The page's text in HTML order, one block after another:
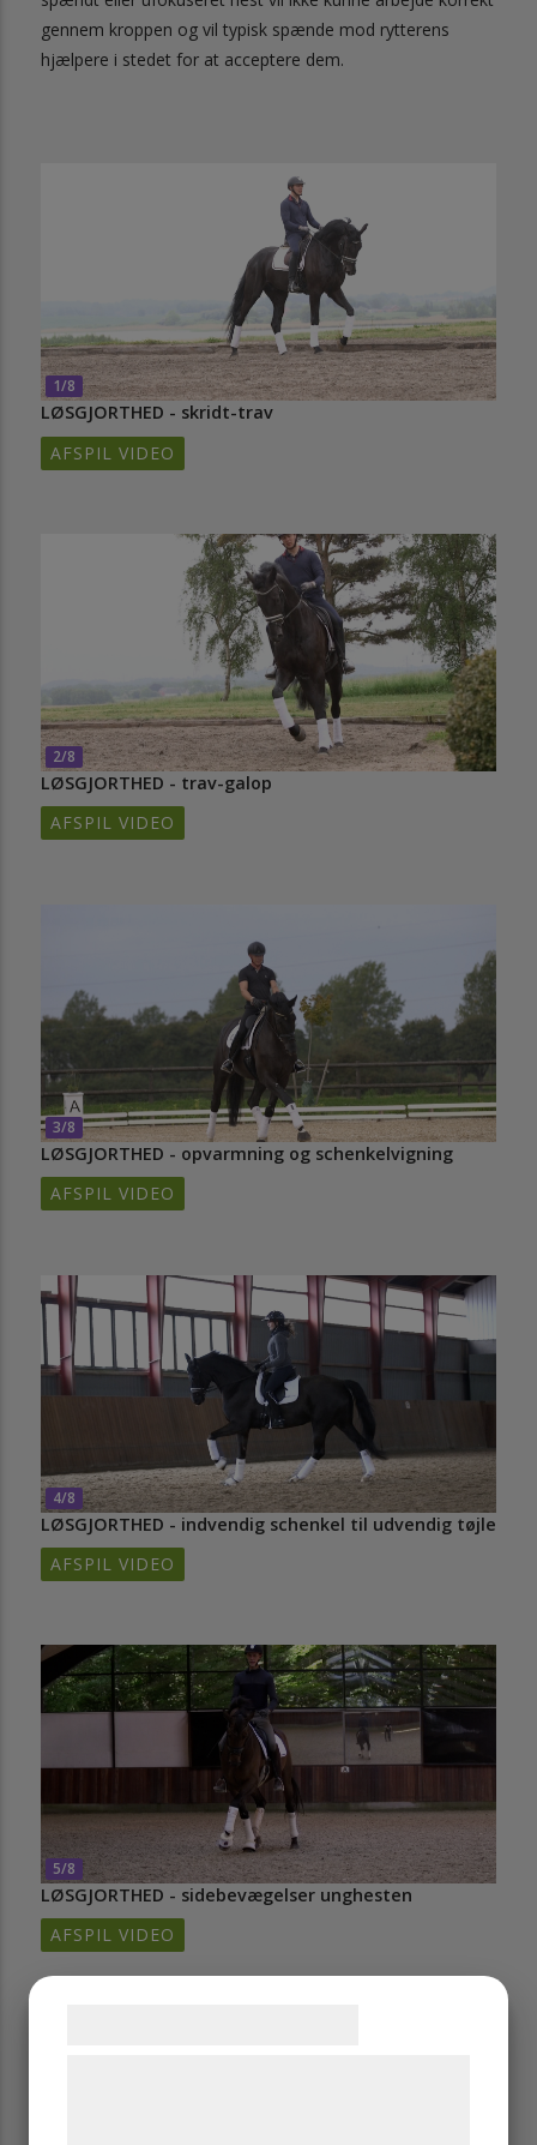
gennem kroppen og vil typisk spænde mod rytterens
hjælpere i stedet for at acceptere dem.
1/8
LØSGJORTHED - skridt-trav
AFSPIL VIDEO
2/8
LØSGJORTHED - trav-galop
AFSPIL VIDEO
3/8
LØSGJORTHED - opvarmning og schenkelvigning
AFSPIL VIDEO
4/8
LØSGJORTHED - indvendig schenkel til udvendig tøjle
AFSPIL VIDEO
5/8
LØSGJORTHED - sidebevægelser unghesten
AFSPIL VIDEO